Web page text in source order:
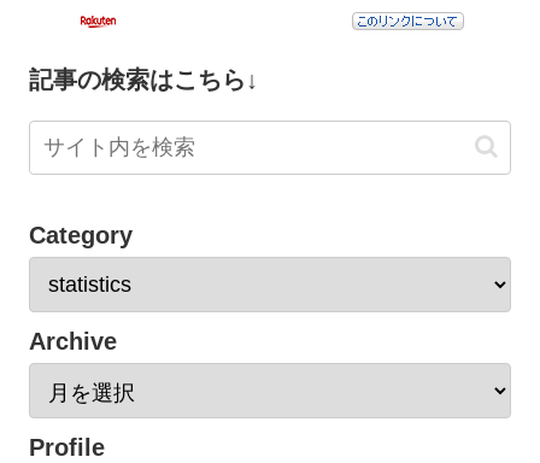
記事の検索はこちら↓
Category
Archive
Profile